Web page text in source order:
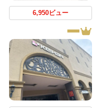
6,950ビュー